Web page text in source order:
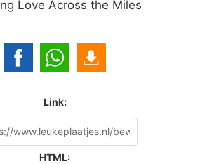
Love Across the Miles
Link:
HTML: